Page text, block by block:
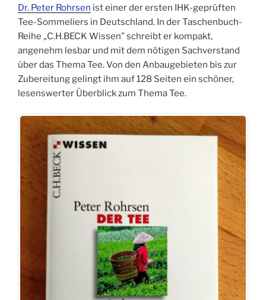
Dr. Peter Rohrsen ist einer der ersten IHK-geprüften
Tee-Sommeliers in Deutschland. In der Taschenbuch-
Reihe „C.H.BECK Wissen” schreibt er kompakt,
angenehm lesbar und mit dem nötigen Sachverstand
über das Thema Tee. Von den Anbaugebieten bis zur
Zubereitung gelingt ihm auf 128 Seiten ein schöner,
lesenswerter Überblick zum Thema Tee.